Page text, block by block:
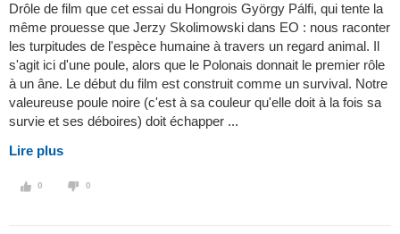
Drôle de film que cet essai du Hongrois György Pálfi, qui tente la
même prouesse que Jerzy Skolimowski dans EO : nous raconter
les turpitudes de l'espèce humaine à travers un regard animal. Il
s'agit ici d'une poule, alors que le Polonais donnait le premier rôle
à un âne. Le début du film est construit comme un survival. Notre
valeureuse poule noire (c'est à sa couleur qu'elle doit à la fois sa
survie et ses déboires) doit échapper ...
Lire plus
0 0